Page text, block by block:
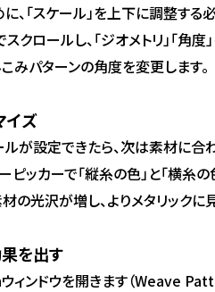
、「スケール」を上下に調整す
クロールし、「ジオメトリ」「
みパターンの角度を変更します。
イズ
が設定できたら、次は素材に合
ッカーで「縦糸の色」と「横糸
の光沢が増し、よりメタリックに
を出す
ンドウを開きます（Weave